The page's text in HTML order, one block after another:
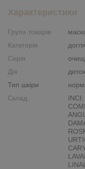
Характеристики
Група товарів
Категорія
Серія
Дія
Тип шкіри
Склад
INCI: